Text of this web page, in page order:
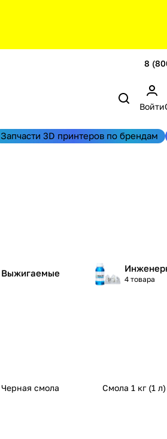
8
Войти
Запчасти 3D принтеров по брендам
Выжигаемые
4 товара
Черная смола Смола 1 кг (1 л)